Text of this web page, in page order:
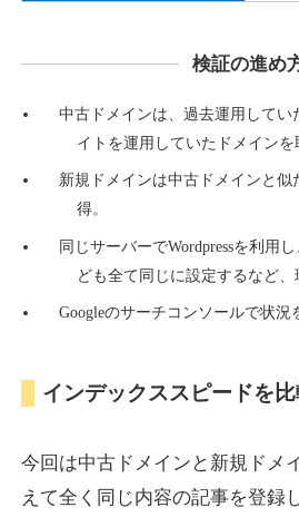
詳細を見る
countdown-
ジャンル その他
39 外部リンク数479 ドメ
10,800円
詳細を見る
campus-web.jp
DA 38 外部リンク数 1151 ド
検証の進め
中古ドメインは、過去運用してい
イトを運用していたドメインを
新規ドメインは中古ドメインと似
得。
同じサーバーでWordpressを利用
ども全て同じに設定するなど、
Googleのサーチコンソールで状況
インデックススピードを
今回は中古ドメインと新規ドメ
えて全く同じ内容の記事を登録